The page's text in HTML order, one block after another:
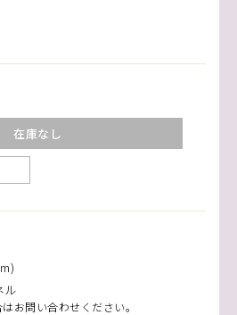
在庫なし
ル
お問い合わせください。